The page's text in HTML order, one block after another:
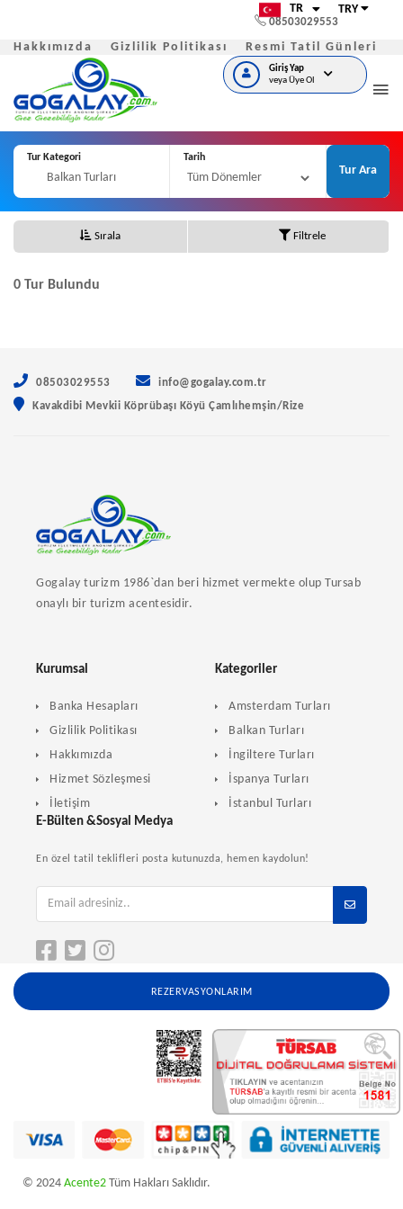
Hakkımızda Gizlilik Politikası Resmi Tatil Günleri
TR TRY
08503029553
Giriş Yap
veya Üye Ol
Tur Kategori Tarih
Tur Ara
Sırala Filtrele
0 Tur Bulundu
08503029553
info@gogalay.com.tr
Kavakdibi Mevkii Köprübaşı Köyü Çamlıhemşin/Rize
Gogalay turizm 1986`dan beri hizmet vermekte olup Tursab
onaylı bir turizm acentesidir.
Kurumsal
Banka Hesapları
Gizlilik Politikası
Hakkımızda
Hizmet Sözleşmesi
İletişim
Kategoriler
Amsterdam Turları
Balkan Turları
İngiltere Turları
İspanya Turları
İstanbul Turları
E-Bülten &Sosyal Medya
En özel tatil teklifleri posta kutunuzda, hemen kaydolun!
REZERVASYONLARIM
© 2024 Acente2 Tüm Hakları Saklıdır.